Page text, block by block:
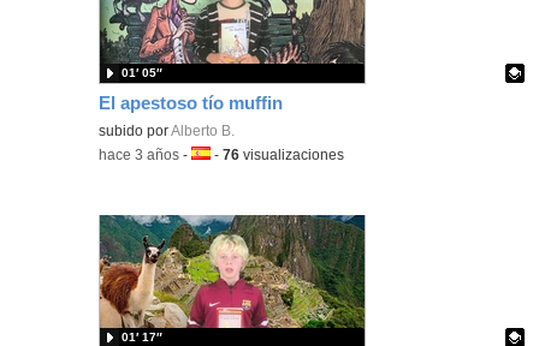
El apestoso tío muffin
Contenido educativo.
subido porAlberto B.
01′ 05″
-hace 3 años -Idioma:
-76 visualizaciones
01′ 17″